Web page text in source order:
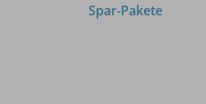
Spar-Pakete